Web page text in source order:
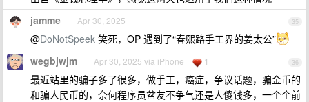
35
jamme Apr 30, 2025
@DoNotSpeek 笑死，OP 遇到了“春熙路手工界的姜太公”
36
wegbjwjm Apr 30, 2025 via iPhone 1
最近站里的骗子多了很多，做手工，癌症，争议话题，骗金币的
和骗人民币的，奈何程序员盆友不争气还是人傻钱多，一个个前